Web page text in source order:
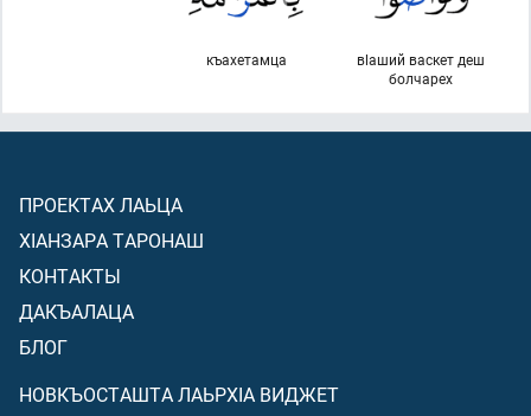
вlаший васкет деш
болчарех
къахетамца
ПРОЕКТАХ ЛАЬЦА
ХIАНЗАРА ТАРОНАШ
КОНТАКТЫ
ДАКЪАЛАЦА
БЛОГ
НОВКЪОСТАШТА ЛАЬРХIА ВИДЖЕТ